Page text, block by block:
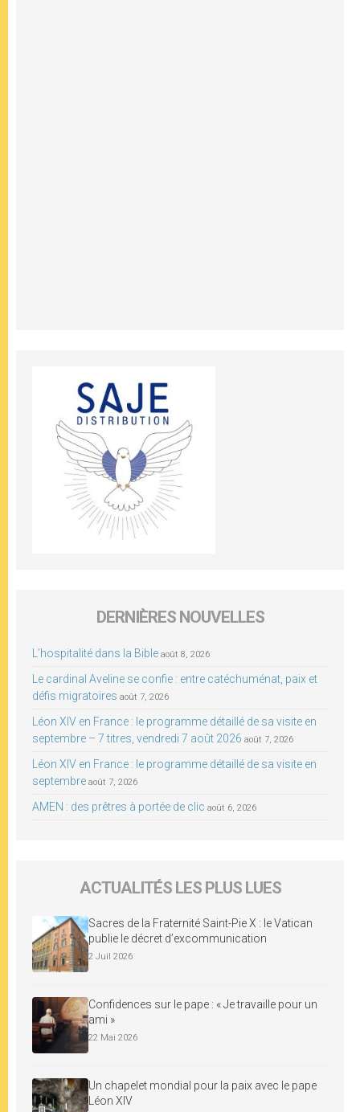
DERNIÈRES NOUVELLES
L’hospitalité dans la Bible août 8, 2026
Le cardinal Aveline se confie : entre catéchuménat, paix et
défis migratoires août 7, 2026
Léon XIV en France : le programme détaillé de sa visite en
septembre – 7 titres, vendredi 7 août 2026 août 7, 2026
Léon XIV en France : le programme détaillé de sa visite en
septembre août 7, 2026
AMEN : des prêtres à portée de clic août 6, 2026
ACTUALITÉS LES PLUS LUES
Sacres de la Fraternité Saint-Pie X : le Vatican
publie le décret d’excommunication
2 Juil 2026
Confidences sur le pape : « Je travaille pour un
ami »
22 Mai 2026
Un chapelet mondial pour la paix avec le pape
Léon XIV